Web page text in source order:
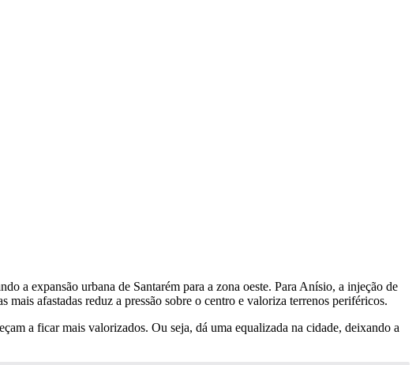
a expansão urbana de Santarém para a zona oeste. Para Anísio, a injeção de
afastadas reduz a pressão sobre o centro e valoriza terrenos periféricos.
a ficar mais valorizados. Ou seja, dá uma equalizada na cidade, deixando a